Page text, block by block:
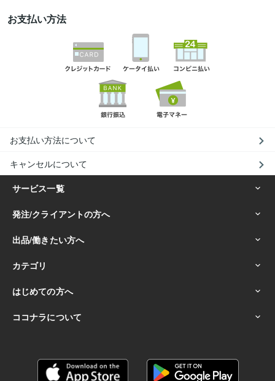
お支払い方法
お支払い方法について
キャンセルについて